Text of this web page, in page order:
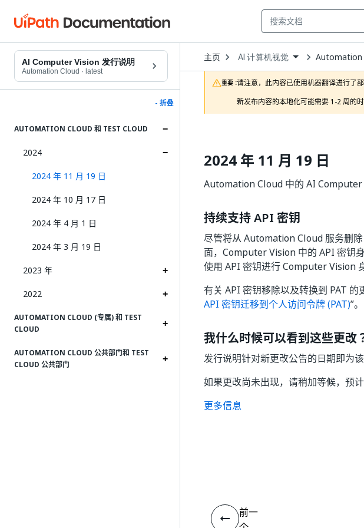
AI Computer Vision 发行说明
Automation Cloud · latest
- 折叠
AUTOMATION CLOUD 和 TEST CLOUD
2024
2024 年 11 月 19 日
2024 年 10 月 17 日
2024 年 4 月 1 日
2024 年 3 月 19 日
2023 年
2022
AUTOMATION CLOUD (专属) 和 TEST
CLOUD
AUTOMATION CLOUD 公共部门和 TEST
CLOUD 公共部门
主页 Open
Dropdown
to
choose
product
AI 计算机视觉 Automation
重要 :请注意，此内容已使用机器翻译进行了部
新发布内容的本地化可能需要 1-2 周的时
2024 年 11 月 19 日
Automation Cloud 中的 AI Computer
持续支持 API 密钥
尽管将从 Automation Cloud 服务删
面，Computer Vision 中的 API 密钥
使用 API 密钥进行 Computer Vision
有关 API 密钥移除以及转换到 PAT 的
API 密钥迁移到个人访问令牌 (PAT)”。
我什么时候可以看到这些更改
发行说明针对新更改公告的日期即为
如果更改尚未出现，请稍加等候，预
更多信息
前一